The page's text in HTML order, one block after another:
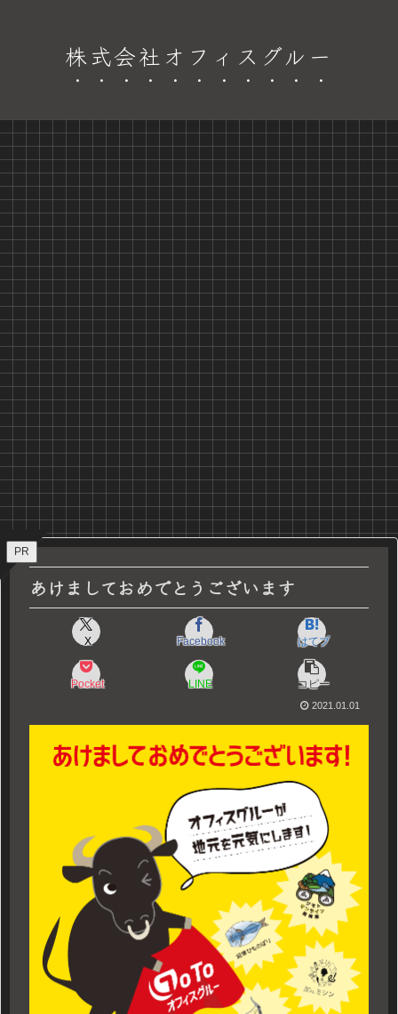
株式会社オフィスグルー
PR
あけましておめでとうございます
X Facebook はてブ
Pocket LINE コピー
2021.01.01